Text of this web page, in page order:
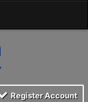
Register Account